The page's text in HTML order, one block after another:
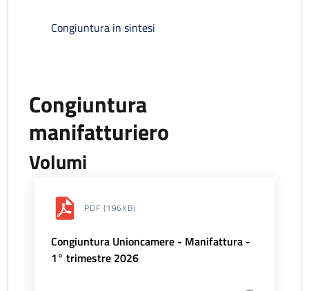
Congiuntura in sintesi
Congiuntura
manifatturiero
Volumi
PDF (196KB)
Congiuntura Unioncamere - Manifattura -
1° trimestre 2026